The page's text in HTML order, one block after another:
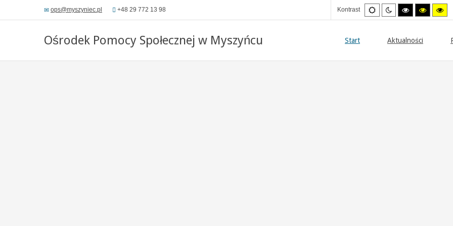
ops@myszyniec.pl +48 29 772 13 98 Kontrast
Ustawienia
domyslne
Tryb
nocny
Wysoki
kontrast
Wysoki
kontrast
Ośrodek Pomocy Społecznej w Myszyńcu Start Aktualności